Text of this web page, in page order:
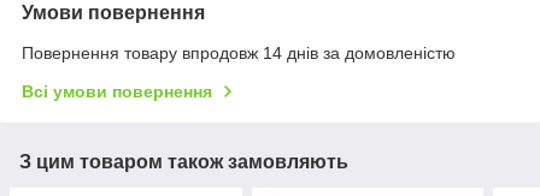
Умови повернення
Повернення товару впродовж 14 днів за домовленістю
Всі умови повернення
З цим товаром також замовляють